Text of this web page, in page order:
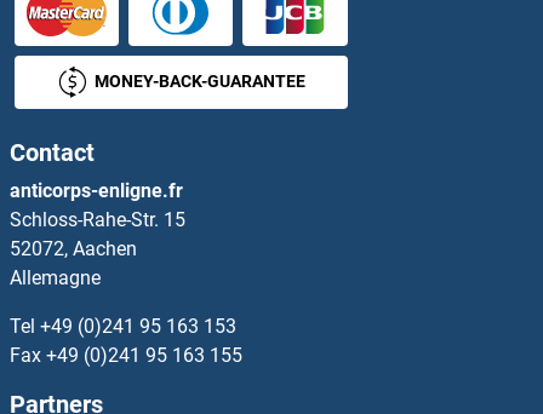
NEK9 Anticorps
NELL1 Anticorps
NELL2 Anticorps
NEMF Anticorps
Nemo-Like Kinase Anticorps
NEO1 Anticorps
neonatal Fc Receptor Anticorps
MONEY-BACK-GUARANTEE
Contact
anticorps-enligne.fr
Schloss-Rahe-Str. 15
52072, Aachen
Allemagne
Tel +49 (0)241 95 163 153
Fax +49 (0)241 95 163 155
Partners